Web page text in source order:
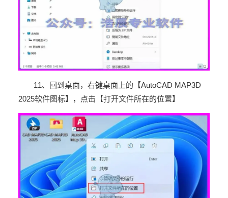
11、回到桌面，右键桌面上的【AutoCAD MAP3D
2025软件图标】，点击【打开文件所在的位置】